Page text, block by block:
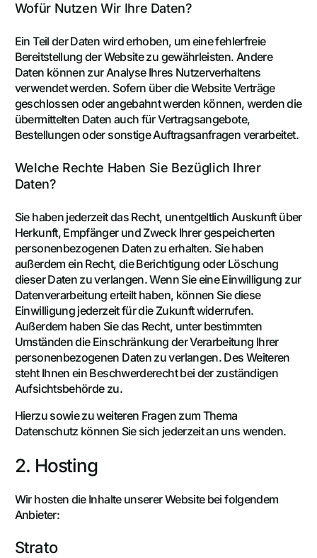
Wofür Nutzen Wir Ihre Daten?
Ein Teil der Daten wird erhoben, um eine fehlerfreie
Bereitstellung der Website zu gewährleisten. Andere
Daten können zur Analyse Ihres Nutzerverhaltens
verwendet werden. Sofern über die Website Verträge
geschlossen oder angebahnt werden können, werden die
übermittelten Daten auch für Vertragsangebote,
Bestellungen oder sonstige Auftragsanfragen verarbeitet.
Welche Rechte Haben Sie Bezüglich Ihrer
Daten?
Sie haben jederzeit das Recht, unentgeltlich Auskunft über
Herkunft, Empfänger und Zweck Ihrer gespeicherten
personenbezogenen Daten zu erhalten. Sie haben
außerdem ein Recht, die Berichtigung oder Löschung
dieser Daten zu verlangen. Wenn Sie eine Einwilligung zur
Datenverarbeitung erteilt haben, können Sie diese
Einwilligung jederzeit für die Zukunft widerrufen.
Außerdem haben Sie das Recht, unter bestimmten
Umständen die Einschränkung der Verarbeitung Ihrer
personenbezogenen Daten zu verlangen. Des Weiteren
steht Ihnen ein Beschwerderecht bei der zuständigen
Aufsichtsbehörde zu.
Hierzu sowie zu weiteren Fragen zum Thema
Datenschutz können Sie sich jederzeit an uns wenden.
2. Hosting
Wir hosten die Inhalte unserer Website bei folgendem
Anbieter:
Strato